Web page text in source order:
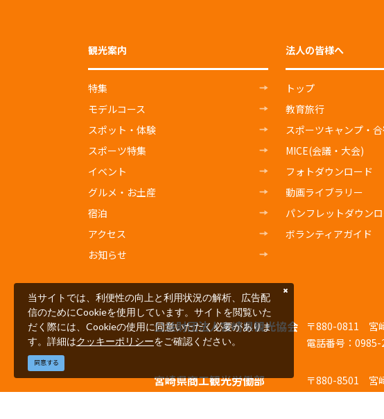
観光案内
特集
モデルコース
スポット・体験
スポーツ特集
イベント
グルメ・お土産
宿泊
アクセス
お知らせ
法人の皆様へ
トップ
教育旅行
スポーツキャンプ・
MICE(会議・大会)
フォトダウンロード
動画ライブラリー
パンフレットダウン
ボランティアガイド
公益財団法人宮崎県観光協会 〒880-0811 宮
電話番号：
宮崎県商工観光労働部
観光経済交流局観光推進課
〒880-8501 宮
当サイトでは、利便性の向上と利用状況の解析、広告配
信のためにCookieを使用しています。サイトを閲覧いた
だく際には、Cookieの使用に同意いただく必要がありま
す。詳細はクッキーポリシーをご確認ください。
同意する